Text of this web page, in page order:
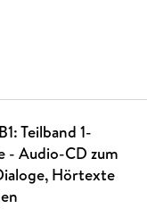
Teilband 1-
- Audio-CD zum
Hörtexte